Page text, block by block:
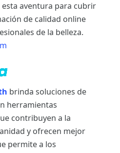
aventura para cubrir
de calidad online
de la belleza.
brinda soluciones de
herramientas
contribuyen a la
y ofrecen mejor
permite a los